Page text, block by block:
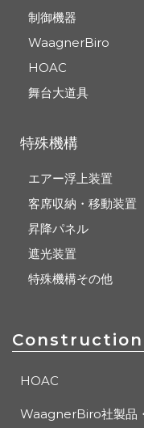
制御機器
WaagnerBiro
HOAC
舞台大道具
特殊機構
エアー浮上装置
客席収納・移動装置
昇降パネル
遮光装置
特殊機構その他
HOAC
WaagnerBiro社製品